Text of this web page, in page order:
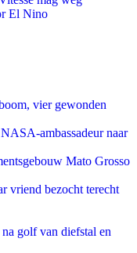
El Nino
vier gewonden
ambassadeur naar
Mato Grosso
vriend bezocht terecht
golf van diefstal en